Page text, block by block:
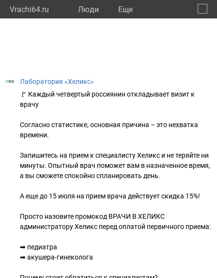
Vrachi64.ru Люди Eще
Лаборатория «Хеликс»
🚩 Каждый четвертый россиянин откладывает визит к
врачу
Согласно статистике, основная причина – это нехватка
времени.
Запишитесь на прием к специалисту Хеликс и не теряйте ни
минуты. Опытный врач поможет вам в назначенное время,
а вы сможете спокойно спланировать день.
А еще до 15 июля на прием врача действует скидка 15%!
Просто назовите промокод ВРАЧИ В ХЕЛИКС
администратору Хеликс перед оплатой первичного приема:
➡ педиатра
➡ акушера-гинеколога